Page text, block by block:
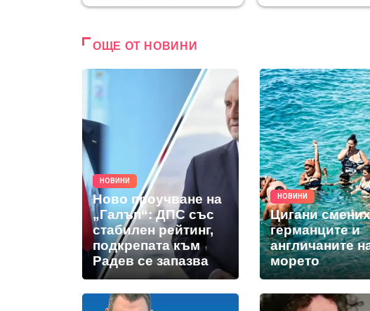
ОЩЕ ОТ НОВИНИ
НОВИНИ
Ново проучване на
„Галъп“: ДПС със
стабилен рейтинг,
подкрепата към
Радев се запазва
НОВИНИ
Цигани
германците и
англичаните
морето